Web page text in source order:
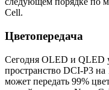
Cell.
Цветопередача
Сегодня OLED и QLED
пространство DCI-P3
может передать 99%